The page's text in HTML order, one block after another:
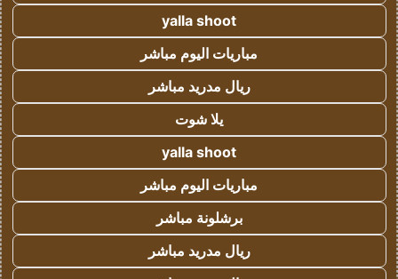
yalla shoot
مباريات اليوم مباشر
ريال مدريد مباشر
يلا شوت
yalla shoot
مباريات اليوم مباشر
برشلونة مباشر
ريال مدريد مباشر